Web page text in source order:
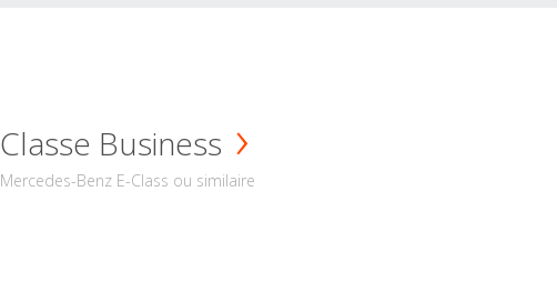
Classe Business
Mercedes-Benz E-Class ou similaire